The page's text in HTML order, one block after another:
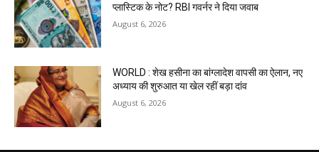
प्लास्टिक के नोट? RBI गवर्नर ने दिया जवाब
August 6, 2026
WORLD : शेख हसीना का बांग्लादेश वापसी का ऐलान, नए
अध्याय की शुरुआत या खेल रहीं बड़ा दांव
August 6, 2026